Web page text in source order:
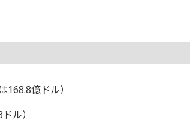
億ドル）
ル）